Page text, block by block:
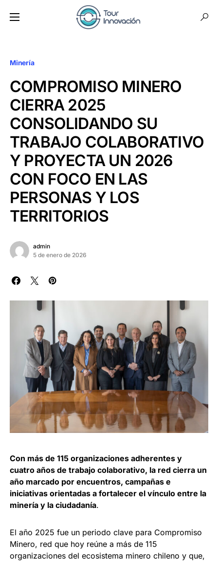
Minería
COMPROMISO MINERO
CIERRA 2025
CONSOLIDANDO SU
TRABAJO COLABORATIVO
Y PROYECTA UN 2026
CON FOCO EN LAS
PERSONAS Y LOS
TERRITORIOS
admin
5 de enero de 2026
Con más de 115 organizaciones adherentes y
cuatro años de trabajo colaborativo, la red cierra un
año marcado por encuentros, campañas e
iniciativas orientadas a fortalecer el vínculo entre la
minería y la ciudadanía.
El año 2025 fue un periodo clave para Compromiso
Minero, red que hoy reúne a más de 115
organizaciones del ecosistema minero chileno y que,